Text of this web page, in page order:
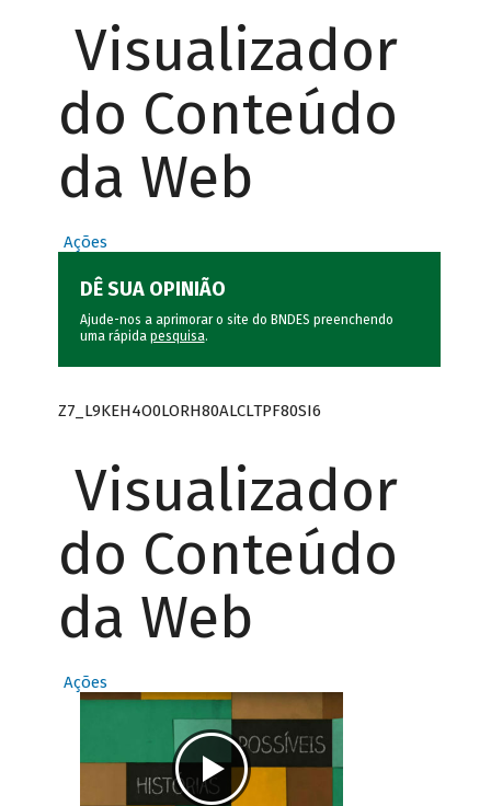
Visualizador
do Conteúdo
da Web
Ações
DÊ SUA OPINIÃO
Ajude-nos a aprimorar o site do BNDES preenchendo
uma rápida pesquisa.
Z7_L9KEH4O0LORH80ALCLTPF80SI6
Visualizador
do Conteúdo
da Web
Ações